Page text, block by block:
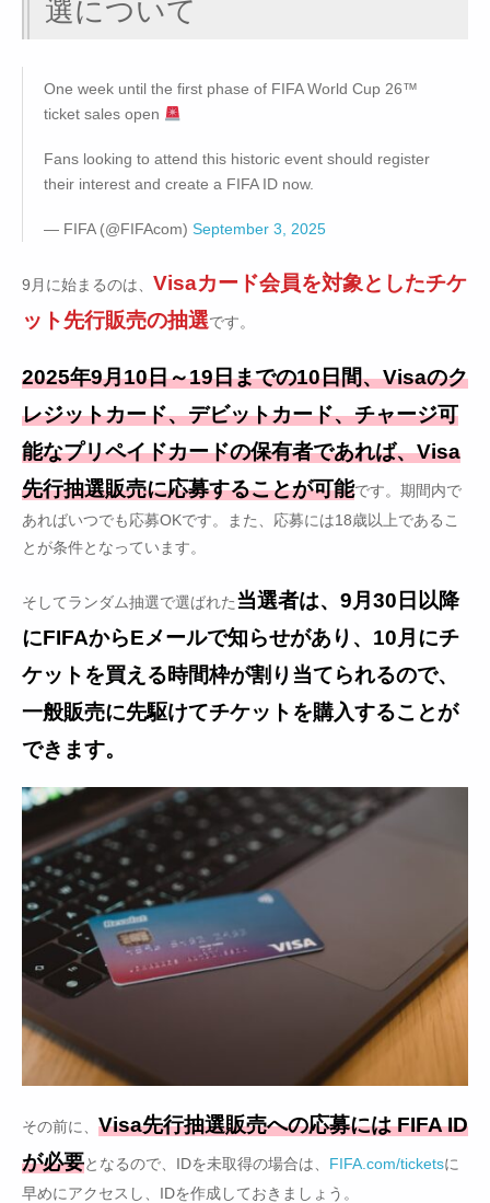
選について
One week until the first phase of FIFA World Cup 26™
ticket sales open
Fans looking to attend this historic event should register
their interest and create a FIFA ID now.
— FIFA (@FIFAcom) September 3, 2025
9月に始まるのは、 Visaカード会員を対象としたチケ
ット先行販売の抽選です。
2025年9月10日～19日までの10日間、Visaのク
レジットカード、デビットカード、チャージ可
能なプリペイドカードの保有者であれば、Visa
先行抽選販売に応募することが可能です。期間内で
あればいつでも応募OKです。また、応募には18歳以上であるこ
とが条件となっています。
そしてランダム抽選で選ばれた当選者は、9月30日以降
にFIFAからEメールで知らせがあり、10月にチ
ケットを買える時間枠が割り当てられるので、
一般販売に先駆けてチケットを購入することが
できます。
その前に、 Visa先行抽選販売への応募には FIFA ID
が必要となるので、IDを未取得の場合は、 FIFA.com/ticketsに
早めにアクセスし、IDを作成しておきましょう。